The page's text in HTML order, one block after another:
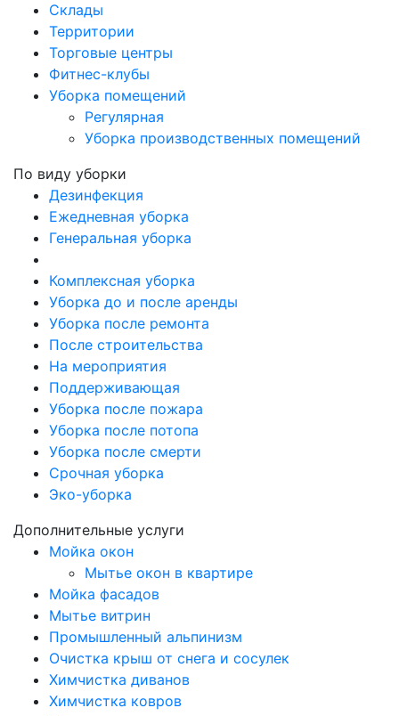
Склады
Территории
Торговые центры
Фитнес-клубы
Уборка помещений
Регулярная
Уборка производственных помещений
По виду уборки
Дезинфекция
Ежедневная уборка
Генеральная уборка
Комплексная уборка
Уборка до и после аренды
Уборка после ремонта
После строительства
На мероприятия
Поддерживающая
Уборка после пожара
Уборка после потопа
Уборка после смерти
Срочная уборка
Эко-уборка
Дополнительные услуги
Мойка окон
Мытье окон в квартире
Мойка фасадов
Мытье витрин
Промышленный альпинизм
Очистка крыш от снега и сосулек
Химчистка диванов
Химчистка ковров